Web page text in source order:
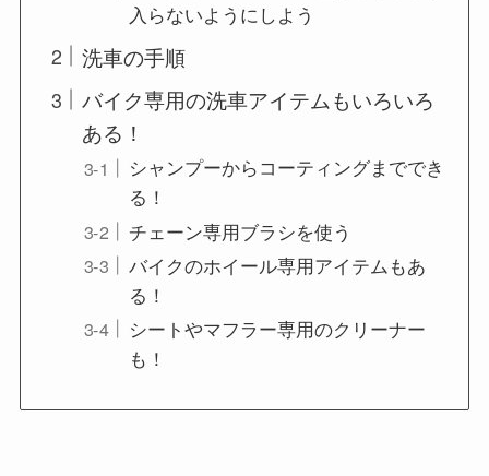
入らないようにしよう
洗車の手順
バイク専用の洗車アイテムもいろいろ
ある！
シャンプーからコーティングまででき
る！
チェーン専用ブラシを使う
バイクのホイール専用アイテムもあ
る！
シートやマフラー専用のクリーナー
も！